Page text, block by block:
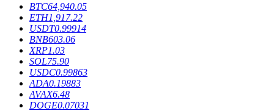
BTC64,940.05
ETH1,917.22
USDT0.99914
BNB603.06
XRP1.03
SOL75.90
USDC0.99863
ADA0.19883
AVAX6.48
DOGE0.07031